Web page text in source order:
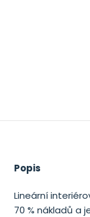
Previous
Popis
Lineární
70 % nákladů a